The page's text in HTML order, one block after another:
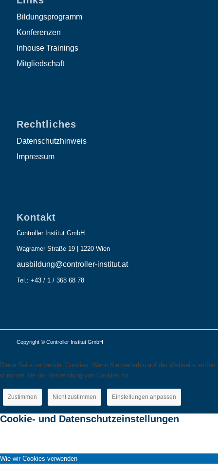
Bildungsprogramm
Konferenzen
Inhouse Trainings
Mitgliedschaft
Rechtliches
Datenschutzhinweis
Impressum
Kontakt
Controller Institut GmbH
Wagramer Straße 19 | 1220 Wien
ausbildung@controller-institut.at
Tel.: +43 / 1 / 368 68 78
Copyright © Controller Institut GmbH
Diese Seite verwendet Cookies. Wenn Sie weiterhin auf der Webseite surfen,
stimmen Sie der Verwendung von Cookies zu.
Zustimmen Nicht zustimmen Einstellungen anpassen
Cookie- und Datenschutzeinstellungen
Wie wir Cookies verwenden